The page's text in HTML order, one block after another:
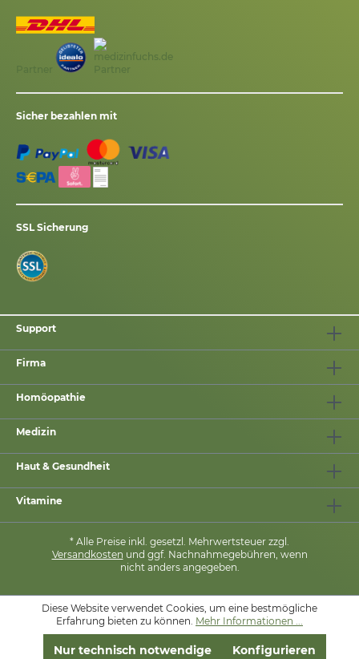
Sicher bezahlen mit
SSL Sicherung
Support
Firma
Homöopathie
Medizin
Haut & Gesundheit
Vitamine
* Alle Preise inkl. gesetzl. Mehrwertsteuer zzgl.
Versandkosten und ggf. Nachnahmegebühren, wenn
nicht anders angegeben.
MIT ❤VON PHARMASANA
Diese Website verwendet Cookies, um eine bestmögliche
Erfahrung bieten zu können. Mehr Informationen ...
Nur technisch notwendige Konfigurieren